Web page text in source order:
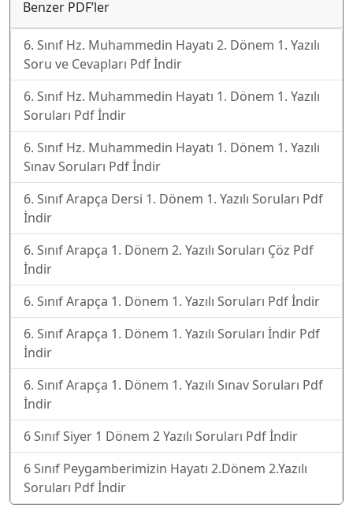
Benzer PDF’ler
6. Sınıf Hz. Muhammedin Hayatı 2. Dönem 1. Yazılı
Soru ve Cevapları Pdf İndir
6. Sınıf Hz. Muhammedin Hayatı 1. Dönem 1. Yazılı
Soruları Pdf İndir
6. Sınıf Hz. Muhammedin Hayatı 1. Dönem 1. Yazılı
Sınav Soruları Pdf İndir
6. Sınıf Arapça Dersi 1. Dönem 1. Yazılı Soruları Pdf
İndir
6. Sınıf Arapça 1. Dönem 2. Yazılı Soruları Çöz Pdf
İndir
6. Sınıf Arapça 1. Dönem 1. Yazılı Soruları Pdf İndir
6. Sınıf Arapça 1. Dönem 1. Yazılı Soruları İndir Pdf
İndir
6. Sınıf Arapça 1. Dönem 1. Yazılı Sınav Soruları Pdf
İndir
6 Sınıf Siyer 1 Dönem 2 Yazılı Soruları Pdf İndir
6 Sınıf Peygamberimizin Hayatı 2.Dönem 2.Yazılı
Soruları Pdf İndir